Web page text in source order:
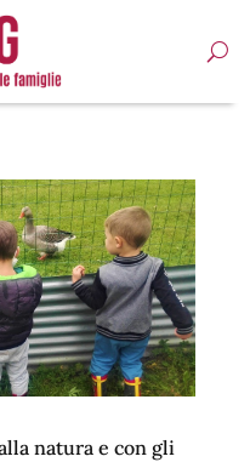
natura e con gli